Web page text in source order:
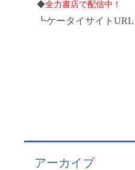
◆全力書店で配信中！
┗ケータイサイトURL
アーカイブ